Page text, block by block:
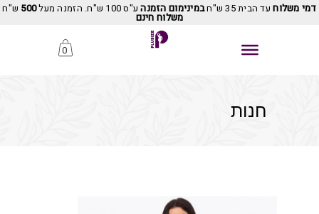
דמי משלוחעד הבית 35 ש"ח במינימום הזמנהע"ס 100 ש"ח. הזמנה מעל 500 ש"ח
משלוח חינם
0
חנות